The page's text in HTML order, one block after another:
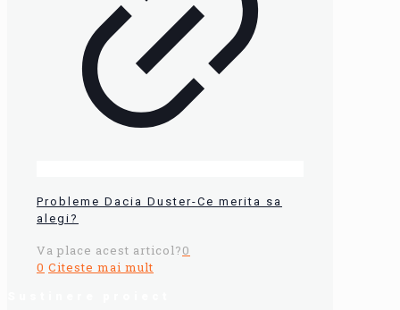
Probleme Dacia Duster-Ce merita sa
alegi?
Va place acest articol?0
0 Citeste mai mult